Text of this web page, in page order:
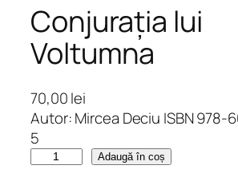
Conjurația lui
Voltumna
70,00lei
Autor: Mircea Deciu ISBN 978-
5
Adaugă în coș